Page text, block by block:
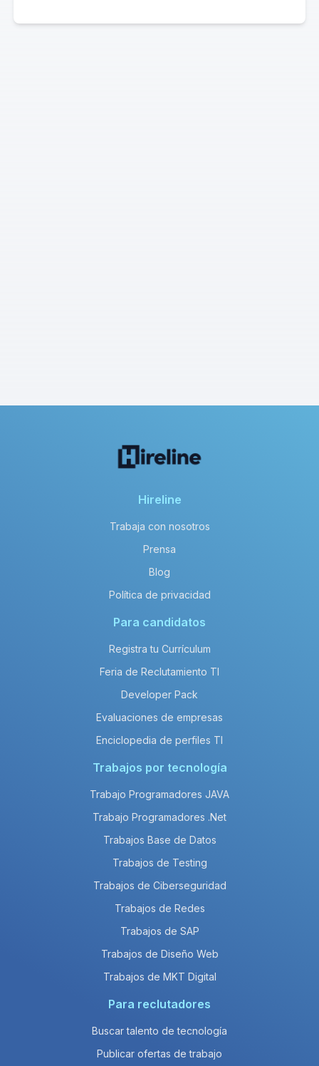
Hireline
Trabaja con nosotros
Prensa
Blog
Política de privacidad
Para candidatos
Registra tu Currículum
Feria de Reclutamiento TI
Developer Pack
Evaluaciones de empresas
Enciclopedia de perfiles TI
Trabajos por tecnología
Trabajo Programadores JAVA
Trabajo Programadores .Net
Trabajos Base de Datos
Trabajos de Testing
Trabajos de Ciberseguridad
Trabajos de Redes
Trabajos de SAP
Trabajos de Diseño Web
Trabajos de MKT Digital
Para reclutadores
Buscar talento de tecnología
Publicar ofertas de trabajo